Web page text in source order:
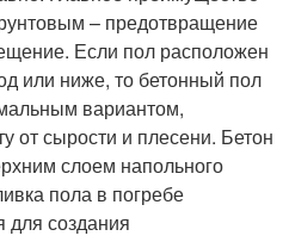
– предотвращение
Если пол расположен
или ниже, то бетонный пол
вариантом,
от сырости и плесени. Бетон
слоем напольного
пола в погребе
для создания